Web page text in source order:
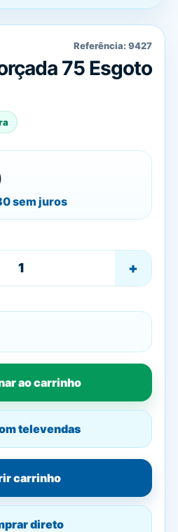
Referência: 9427
75 Esgoto
sem juros
+
ao carrinho
televendas
carrinho
direto